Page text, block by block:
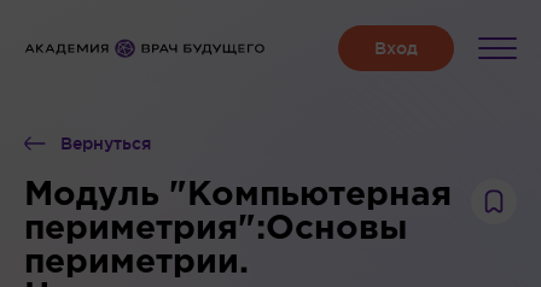
Вернуться
Модуль "Компьютерная
периметрия":Основы
периметрии.